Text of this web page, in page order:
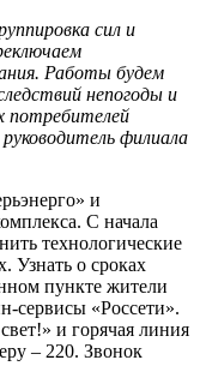
сил и
Работы будем
непогоды и
потребителей
филиала
и
С начала
технологические
Узнать о сроках
пункте жители
сервисы «Россети».
и горячая линия
– 220. Звонок